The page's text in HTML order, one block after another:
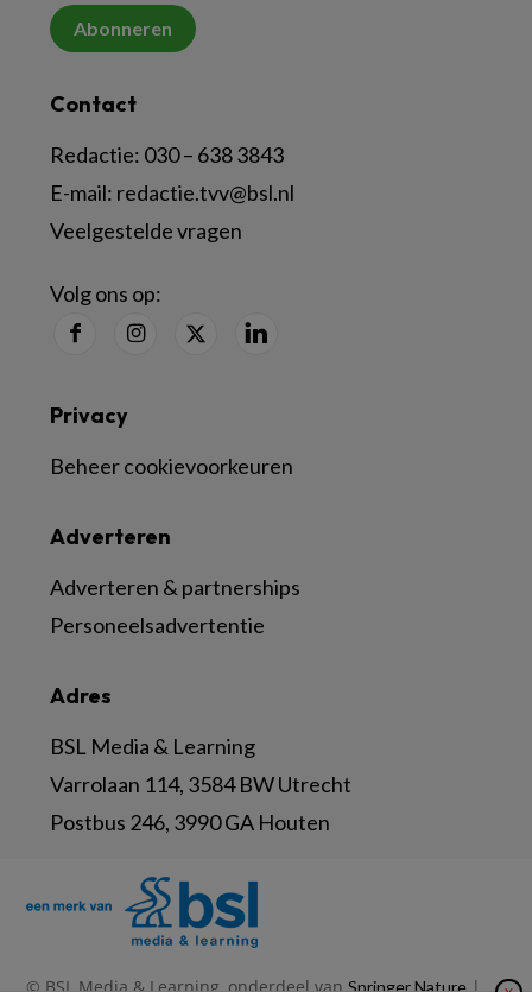
Abonneren
Contact
Redactie: 030 – 638 3843
E-mail: redactie.tvv@bsl.nl
Veelgestelde vragen
Volg ons op:
Adres
BSL Media & Learning
Varrolaan 114, 3584 BW Utrecht
Postbus 246, 3990 GA Houten
Adverteren
Adverteren & partnerships
Personeelsadvertentie
Privacy
Beheer cookievoorkeuren
© BSL Media & Learning, onderdeel van Springer Nature |